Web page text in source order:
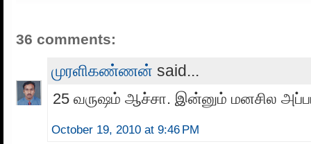
36 comments:
முரளிகண்ணன் said...
25 வருஷம் ஆச்சா. இன்னும் மனசில
October 19, 2010 at 9:46 PM